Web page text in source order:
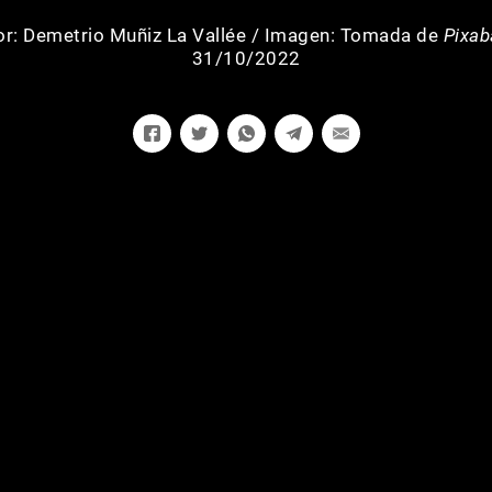
Demetrio Muñiz La Vallée / Imagen: Tomada de
31/10/2022